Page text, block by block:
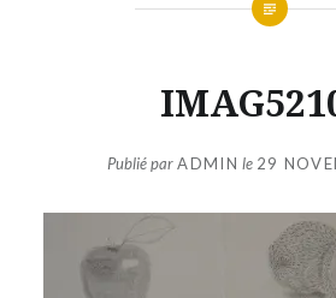
Publié parADMIN le 29